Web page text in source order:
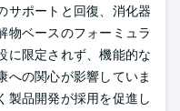
サポートと回復、消化器
物ベースのフォーミュラ
に限定されず、機能的な
への関心が影響していま
製品開発が採用を促進し